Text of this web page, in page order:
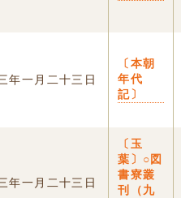
年一月二十三日
〔本朝
年代
記〕
年一月二十三日
〔玉
葉〕○図
書寮叢
刊（九